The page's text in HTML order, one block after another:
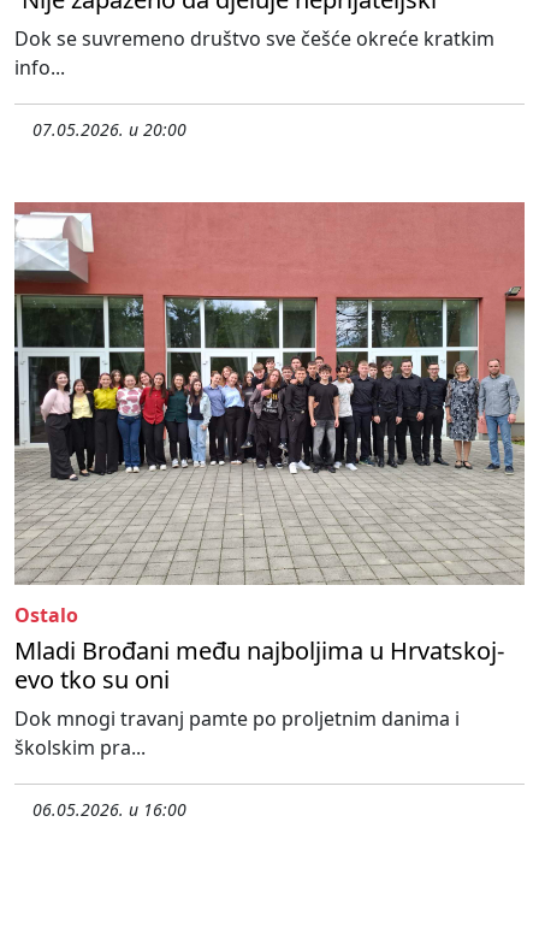
Dok se suvremeno društvo sve češće okreće kratkim
info...
07.05.2026. u 20:00
Ostalo
Mladi Brođani među najboljima u Hrvatskoj-
evo tko su oni
Dok mnogi travanj pamte po proljetnim danima i
školskim pra...
06.05.2026. u 16:00